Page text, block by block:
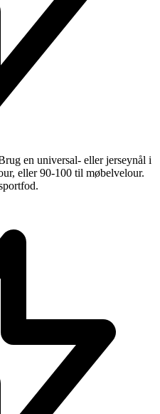
en universal- eller jerseynål i
eller 90-100 til møbelvelour.